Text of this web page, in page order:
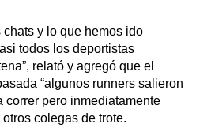
chats y lo que hemos ido
todos los deportistas
relató y agregó que el
“algunos runners salieron
correr pero inmediatamente
colegas de trote.